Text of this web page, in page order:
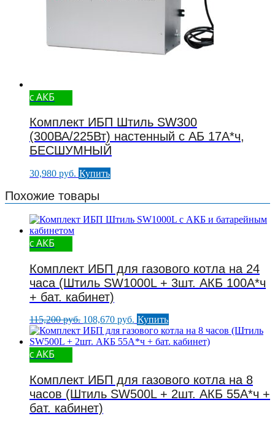
с АКБ
Комплект ИБП Штиль SW300
(300ВА/225Вт) настенный с АБ 17А*ч,
БЕСШУМНЫЙ
30,980 руб. Купить
Похожие товары
с АКБ
Комплект ИБП для газового котла на 24
часа (Штиль SW1000L + 3шт. АКБ 100А*ч
+ бат. кабинет)
115,200руб. Первоначальная
цена
составляла
108,670 руб. Текущая
цена:
108,670 руб..
Купить
с АКБ
Комплект ИБП для газового котла на 8
часов (Штиль SW500L + 2шт. АКБ 55А*ч +
бат. кабинет)